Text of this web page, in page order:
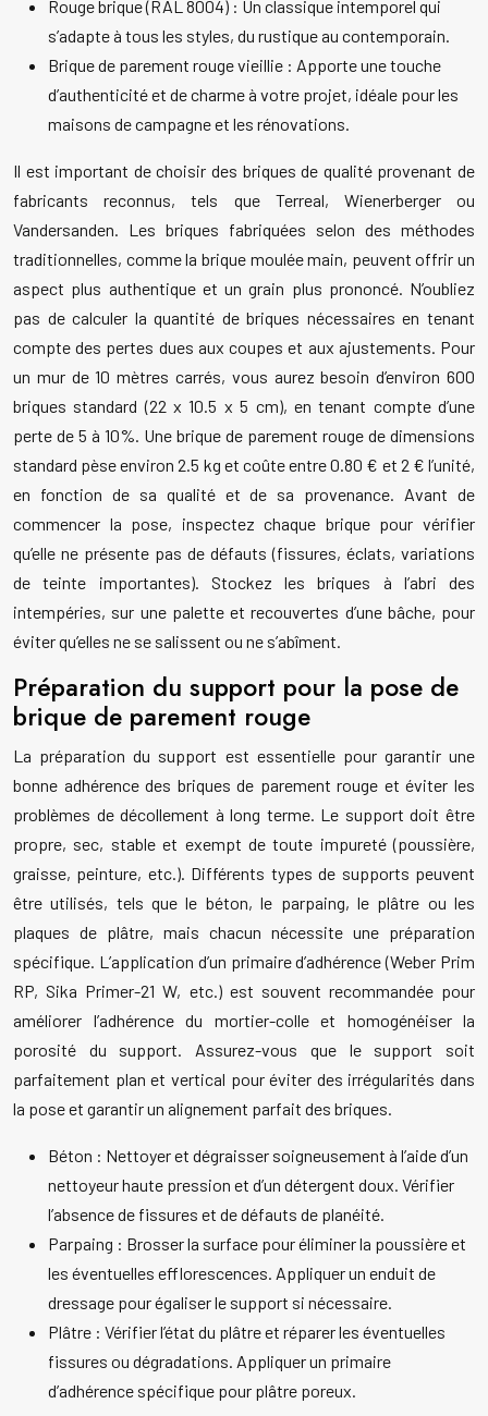
Rouge brique (RAL 8004) : Un classique intemporel qui
s’adapte à tous les styles, du rustique au contemporain.
Brique de parement rouge vieillie : Apporte une touche
d’authenticité et de charme à votre projet, idéale pour les
maisons de campagne et les rénovations.
Il est important de choisir des briques de qualité provenant de
fabricants reconnus, tels que Terreal, Wienerberger ou
Vandersanden. Les briques fabriquées selon des méthodes
traditionnelles, comme la brique moulée main, peuvent offrir un
aspect plus authentique et un grain plus prononcé. N’oubliez
pas de calculer la quantité de briques nécessaires en tenant
compte des pertes dues aux coupes et aux ajustements. Pour
un mur de 10 mètres carrés, vous aurez besoin d’environ 600
briques standard (22 x 10.5 x 5 cm), en tenant compte d’une
perte de 5 à 10%. Une brique de parement rouge de dimensions
standard pèse environ 2.5 kg et coûte entre 0.80 € et 2 € l’unité,
en fonction de sa qualité et de sa provenance. Avant de
commencer la pose, inspectez chaque brique pour vérifier
qu’elle ne présente pas de défauts (fissures, éclats, variations
de teinte importantes). Stockez les briques à l’abri des
intempéries, sur une palette et recouvertes d’une bâche, pour
éviter qu’elles ne se salissent ou ne s’abîment.
Préparation du support pour la pose de
brique de parement rouge
La préparation du support est essentielle pour garantir une
bonne adhérence des briques de parement rouge et éviter les
problèmes de décollement à long terme. Le support doit être
propre, sec, stable et exempt de toute impureté (poussière,
graisse, peinture, etc.). Différents types de supports peuvent
être utilisés, tels que le béton, le parpaing, le plâtre ou les
plaques de plâtre, mais chacun nécessite une préparation
spécifique. L’application d’un primaire d’adhérence (Weber Prim
RP, Sika Primer-21 W, etc.) est souvent recommandée pour
améliorer l’adhérence du mortier-colle et homogénéiser la
porosité du support. Assurez-vous que le support soit
parfaitement plan et vertical pour éviter des irrégularités dans
la pose et garantir un alignement parfait des briques.
Béton : Nettoyer et dégraisser soigneusement à l’aide d’un
nettoyeur haute pression et d’un détergent doux. Vérifier
l’absence de fissures et de défauts de planéité.
Parpaing : Brosser la surface pour éliminer la poussière et
les éventuelles efflorescences. Appliquer un enduit de
dressage pour égaliser le support si nécessaire.
Plâtre : Vérifier l’état du plâtre et réparer les éventuelles
fissures ou dégradations. Appliquer un primaire
d’adhérence spécifique pour plâtre poreux.